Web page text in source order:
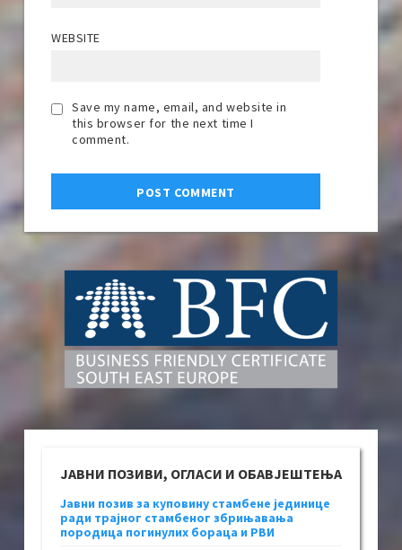
WEBSITE
Save my name, email, and website in
this browser for the next time I
comment.
ЈАВНИ ПОЗИВИ, ОГЛАСИ И ОБАВЈЕШТЕЊА
Јавни позив за куповину стамбене јединице
ради трајног стамбеног збрињавања
породица погинулих бораца и РВИ